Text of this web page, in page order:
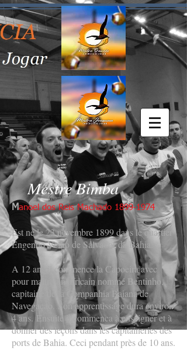
Mestre Bimba
Manoel dos Reis Machado 1899-1974
Est né le 23 novembre 1899 dans le quartier
Engenho Velho de Salvador da Bahia.
A 12 ans il commence la Capoeira avec
pour maître un africain nommé Bentinho,
capitaine de la Companhia Baiana de
Navegaçao. Son apprentissage dura environ
4 ans.Ensuite il commenca à enseigner et à
donner des leçons dans les capitaineries des
ports de Bahia. Ceci pendant près de 10 ans.